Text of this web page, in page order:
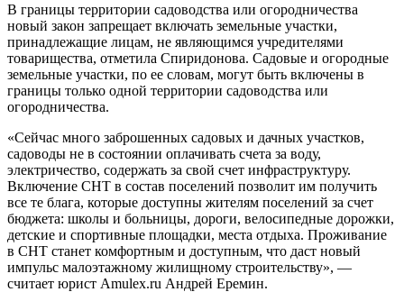
В границы территории садоводства или огородничества
новый закон запрещает включать земельные участки,
принадлежащие лицам, не являющимся учредителями
товарищества, отметила Спиридонова. Садовые и огородные
земельные участки, по ее словам, могут быть включены в
границы только одной территории садоводства или
огородничества.
«Сейчас много заброшенных садовых и дачных участков,
садоводы не в состоянии оплачивать счета за воду,
электричество, содержать за свой счет инфраструктуру.
Включение СНТ в состав поселений позволит им получить
все те блага, которые доступны жителям поселений за счет
бюджета: школы и больницы, дороги, велосипедные дорожки,
детские и спортивные площадки, места отдыха. Проживание
в СНТ станет комфортным и доступным, что даст новый
импульс малоэтажному жилищному строительству», —
считает юрист Amulex.ru Андрей Еремин.